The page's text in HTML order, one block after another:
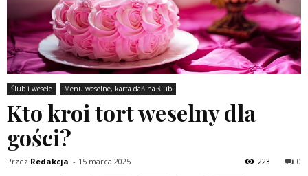
Ślub i wesele Menu weselne, karta dań na ślub
Kto kroi tort weselny dla
gości?
Przez Redakcja - 15 marca 2025 0
223